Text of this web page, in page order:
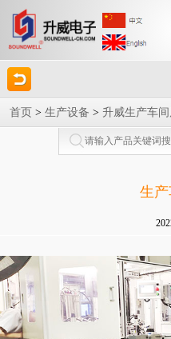
首页 > 生产设备 > 升威生产车
生产